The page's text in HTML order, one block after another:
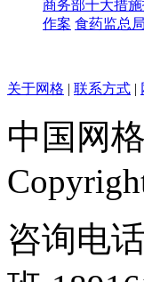
商务部十大措
作案 食药监总
关于网格 | 联系方式 |
中国网
咨询电